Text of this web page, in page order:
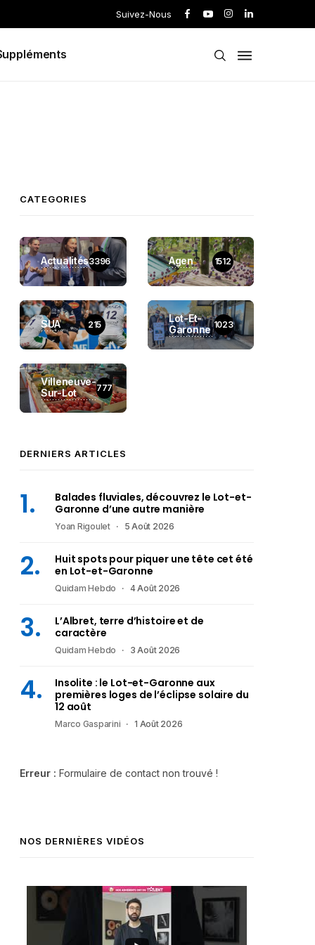
Suivez-Nous
CATEGORIES
Actualités3396 Agen 1512
SUA 215
Lot-Et-
Garonne 1023
Villeneuve-
Sur-Lot
777
DERNIERS ARTICLES
Balades fluviales, découvrez le Lot-et-
Garonne d’une autre manière
Yoan Rigoulet 5 Août 2026
Huit spots pour piquer une tête cet été
en Lot-et-Garonne
Quidam Hebdo 4 Août 2026
L’Albret, terre d’histoire et de
caractère
Quidam Hebdo 3 Août 2026
Insolite : le Lot-et-Garonne aux
premières loges de l’éclipse solaire du
12 août
Marco Gasparini 1 Août 2026
Erreur : Formulaire de contact non trouvé !
NOS DERNIÈRES VIDÉOS